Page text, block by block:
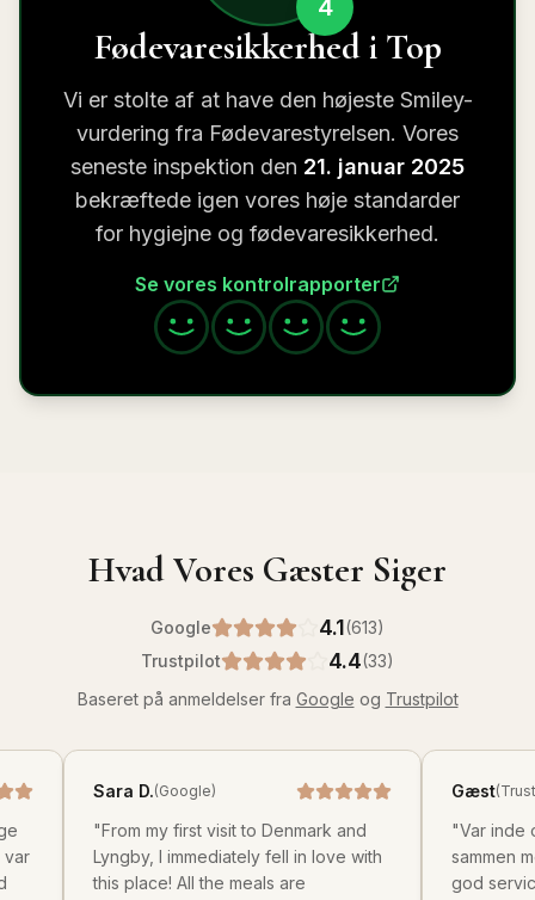
4
Fødevaresikkerhed i Top
Vi er stolte af at have den højeste Smiley-
vurdering fra Fødevarestyrelsen. Vores
seneste inspektion den 21. januar 2025
bekræftede igen vores høje standarder
for hygiejne og fødevaresikkerhed.
Se vores kontrolrapporter
Hvad Vores Gæster Siger
Google 4.1(613)
Trustpilot
4.4(33)
Baseret på anmeldelser fra Google og Trustpilot
Sara D. Google)
"From my first visit to Denmark and
Lyngby, I immediately fell in love with
this place! All the meals are
Gæst Trustpilot)
"
Var inde og spise
sammen med mine
god service og blev